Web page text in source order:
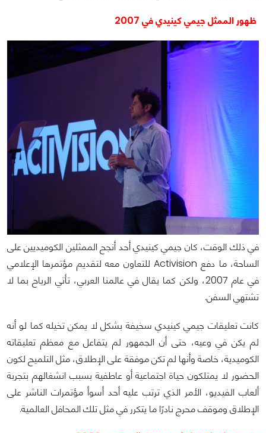
ظهور الممثل جيمي كينيدي في 2007
في ذلك الوقت، كان جيمي كينيدي أحد أنجح الممثلين الكوميديين على
الساحة، ما دفع Activision للتعاون معه لتقديم مؤتمرها الإعلامي
في عام 2007، ولكن كما يقال في عالمنا العربي، تأتي الرياح بما لا
تشتهي السفن.
كانت تعليقات جيمي كينيدي سخيفة بشكل لا يمكن تخيله كما لو أنه
لم يكن في وعيه، حتى أن الجمهور لم يتفاعل مع معظم تعليقاته
الكوميدية، خاصة وأنها لم تكن موفقة على الإطلاق، مثل التلميح لكون
الحضور لا يمتلكون حياة اجتماعية أو عاطفية بسبب انشغالهم بتجربة
ألعاب الفيديو، الأمر الذي ترتب عليه أحد أسوأ مؤتمرات الناشر على
الإطلاق وموقف محرج نادرًا ما يتكرر في مثل تلك المحافل العالمية.